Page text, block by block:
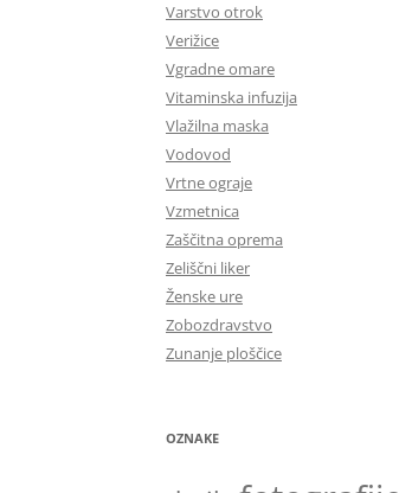
Varstvo otrok
Verižice
Vgradne omare
Vitaminska infuzija
Vlažilna maska
Vodovod
Vrtne ograje
Vzmetnica
Zaščitna oprema
Zeliščni liker
Ženske ure
Zobozdravstvo
Zunanje ploščice
OZNAKE